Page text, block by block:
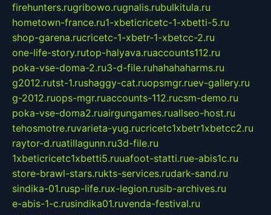
firehunters.rugribowo.rugnalis.rubulkitula.ru
hometown-france.ru1-xbeticricetc-1-xbetti-5.ru
shop-garena.rucricetc-1-xbetr-1-xbetcc-2.ru
one-life-story.rutop-halyava.ruaccounts112.ru
poka-vse-doma-2.ru3-d-file.ruhahahaharms.ru
g2012.rutst-1.rushaggy-cat.ruopsmgr.ruev-gallery.ru
g-2012.ruops-mgr.ruaccounts-112.rucsm-demo.ru
poka-vse-doma2.ruairgungames.ruallseo-host.ru
tehosmotre.ruvarieta-yug.rucricetc1xbetr1xbetcc2.ru
raytor-d.ruatillagunn.ru3d-file.ru
1xbeticricetc1xbetti5.ruuafoot-statti.rue-abis1c.ru
store-brawl-stars.rukts-services.rudark-sand.ru
sindika-01.rusp-life.rux-legion.rusib-archives.ru
e-abis-1-c.rusindika01.ruvenda-festival.ru